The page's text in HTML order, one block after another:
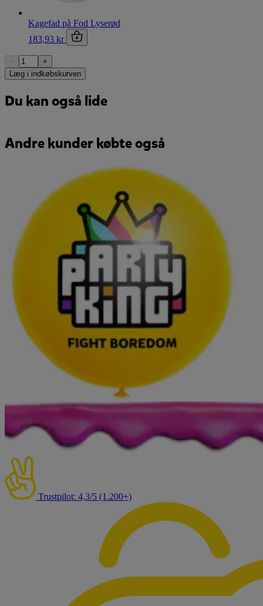
Kagefad på Fod Lyserød
183,93 kr
−
+
Læg i indkøbskurven
Du kan også lide
Andre kunder købte også
Trustpilot: 4,3/5 (1.200+)